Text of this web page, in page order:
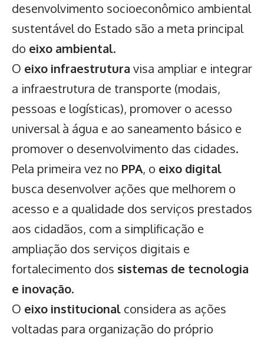
desenvolvimento socioeconômico ambiental
sustentável do Estado são a meta principal
do eixo ambiental.
O eixo infraestrutura visa ampliar e integrar
a infraestrutura de transporte (modais,
pessoas e logísticas), promover o acesso
universal à água e ao saneamento básico e
promover o desenvolvimento das cidades.
Pela primeira vez no PPA, o eixo digital
busca desenvolver ações que melhorem o
acesso e a qualidade dos serviços prestados
aos cidadãos, com a simplificação e
ampliação dos serviços digitais e
fortalecimento dos sistemas de tecnologia
e inovação.
O eixo institucional considera as ações
voltadas para organização do próprio